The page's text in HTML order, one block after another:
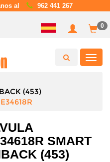
al 962 441 267
0
(453)
SMART
(453)